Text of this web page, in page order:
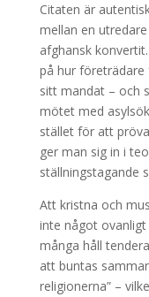
Citaten är
mellan en
afghansk
på hur
sitt mandat – och
mötet med
stället för att
ger man sig in i
ställningstagande
Att kristna och
inte något ovanligt
många håll
att buntas
religionerna” –